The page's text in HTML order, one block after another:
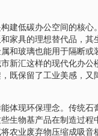
建低碳办公空间的核心
家具的理想替代品，其
和玻璃也能用于隔断或
新汇这样的现代化办公
既保留了工业美感，又
体现环保理念。传统石
生物基产品在制造过程
农业废弃物压缩成吸音